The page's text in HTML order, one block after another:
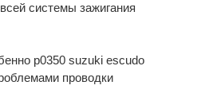
системы зажигания
p0350 suzuki escudo
проводки